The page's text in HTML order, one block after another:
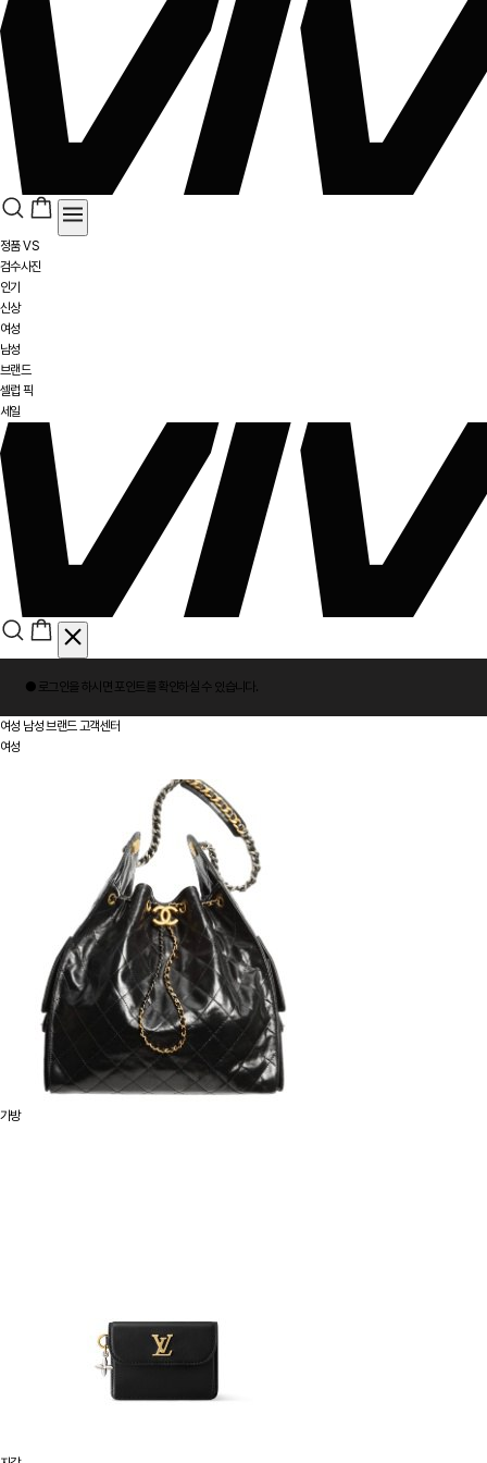
정품 VS
검수사진
인기
신상
여성
남성
브랜드
셀럽 픽
세일
그
인
● 로그인을 하시면 포인트 를 확인하실 수 있습니다.
여성 남성 브랜드 고객센터
여성
가방